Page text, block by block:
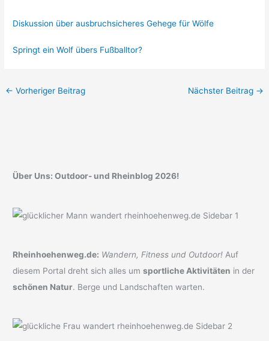
Diskussion über ausbruchsicheres Gehege für Wölfe
Springt ein Wolf übers Fußballtor?
← Vorheriger Beitrag Nächster Beitrag →
Über Uns: Outdoor- und Rheinblog 2026!
Rheinhoehenweg.de: Wandern, Fitness und Outdoor! Auf
diesem Portal dreht sich alles umsportliche Aktivitäten in der
schönen Natur. Berge und Landschaften warten.